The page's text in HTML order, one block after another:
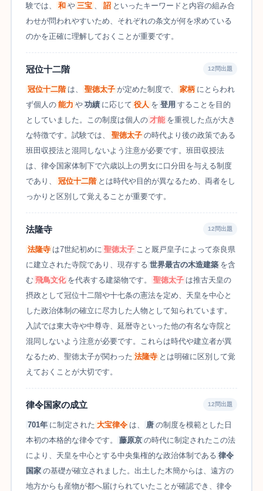
験では、
和 や 三宝 詔 といったキーワードと内容の組み合
わせが問われやすいため、それぞれの条文が何を求めている
のかを正確に理解しておくことが重要です。
冠位十二階 12問出題
冠位十二階 は、 聖徳太子 が定めた制度で、 家柄 にとらわれ
ず個人の 能力 や 功績 に応じて 役人 を 登用 することを目的
としていました。この制度は個人の 才能 を重視した点が大き
な特徴です。試験では、
聖徳太子 の時代より後の政策である
班田収授法と混同しないよう注意が必要です。班田収授法
は、律令国家体制下で六歳以上の男女に口分田を与える制度
であり、
冠位十二階 とは時代や目的が異なるため、両者をし
っかりと区別して覚えることが重要です。
法隆寺 12問出題
法隆寺 は7世紀初めに 聖徳太子 こと厩戸皇子によって奈良県
に建立された寺院であり、現存する 世界最古の木造建築 を含
む 飛鳥文化 を代表する建築物です。 聖徳太子 は推古天皇の
摂政として冠位十二階や十七条の憲法を定め、天皇を中心と
した政治体制の確立に尽力した人物として知られています。
入試では東大寺や中尊寺、延暦寺といった他の有名な寺院と
混同しないよう注意が必要です。これらは時代や建立者が異
なるため、聖徳太子が関わった 法隆寺 とは明確に区別して覚
えておくことが大切です。
律令国家の成立 12問出題
701年 に制定された 大宝律令 は、 唐 の制度を模範とした日
本初の本格的な律令です。
藤原京 の時代に制定されたこの法
により、天皇を中心とする中央集権的な政治体制である 律令
国家 の基礎が確立されました。出土した木簡からは、遠方の
地方からも産物が都へ届けられていたことが確認でき、律令